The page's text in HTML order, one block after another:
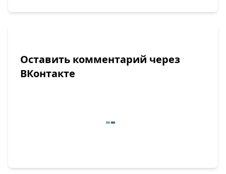
Оставить комментарий через
ВКонтакте